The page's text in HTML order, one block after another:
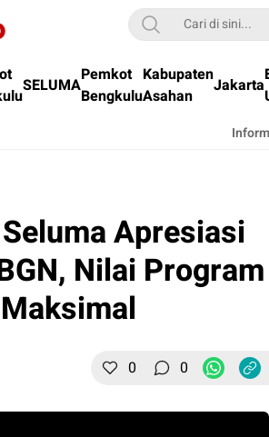
SELUMAPemkot
Bengkulu
Kabupaten
Asahan
Jakarta
Apresiasi
Nilai Program
0 0